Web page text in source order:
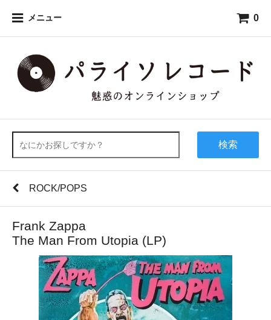
メニュー 0
検索
ROCK/POPS
Frank Zappa
The Man From Utopia (LP)